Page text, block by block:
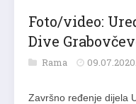
Foto/video:
Dive
Rama
Završno ređenje dijela